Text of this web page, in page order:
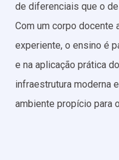
de diferenciais que o
Com um corpo docente
experiente, o ensino é
e na aplicação prática
infraestrutura moderna
ambiente propício para